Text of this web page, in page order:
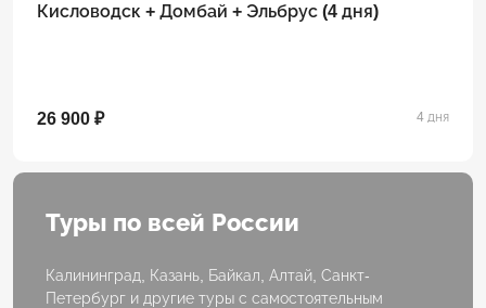
Кисловодск + Домбай + Эльбрус (4 дня)
26 900 ₽ 4 дня
Туры по всей России
Калининград, Казань, Байкал, Алтай, Санкт-
Петербург и другие туры с самостоятельным